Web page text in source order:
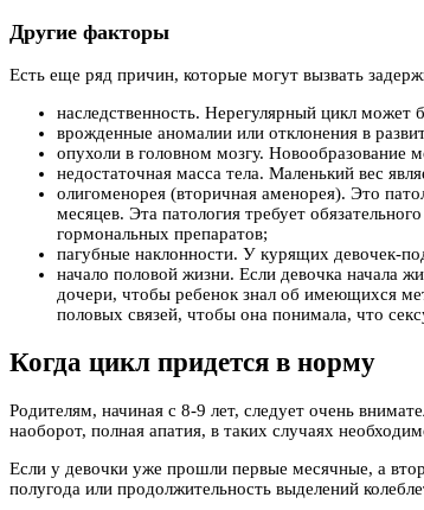
Другие факторы
Есть еще ряд причин, которые могут вызвать
наследственность. Нерегулярный цикл может
врожденные аномалии или отклонения в
опухоли в головном мозгу. Новообразование
недостаточная масса тела. Маленький вес
олигоменорея (вторичная аменорея). Это
месяцев. Эта патология требует
гормональных препаратов;
пагубные наклонности. У курящих девочек-
начало половой жизни. Если девочка начала
дочери, чтобы ребенок знал об имеющихся
половых связей, чтобы она понимала, что
Когда цикл придется в норму
Родителям, начиная с 8-9 лет, следует очень
наоборот, полная апатия, в таких случаях
Если у девочки уже прошли первые месячные, а
полугода или продолжительность выделений